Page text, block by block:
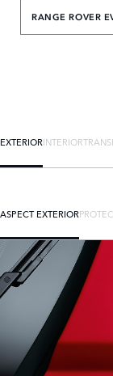
RANGE ROVER
EXTERIORINTERIOR
ASPECT EXTERIOR